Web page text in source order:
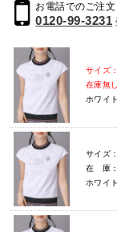
お電話でのご注文
0120-99-3231
サイズ
在庫無し
ホワイト
サイズ
在 庫
ホワイト